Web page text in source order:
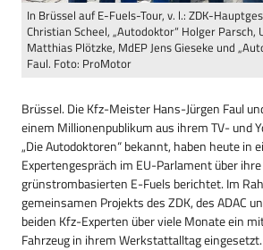
In Brüssel auf E-Fuels-Tour, v. l.: ZDK-
Christian Scheel, „Autodoktor“ Holger Parsch,
Matthias Plötzke, MdEP Jens Gieseke und
Faul. Foto: ProMotor
Brüssel. Die Kfz-Meister Hans-Jürgen Faul
einem Millionenpublikum aus ihrem TV- und
„Die Autodoktoren“ bekannt, haben heute in
Expertengespräch im EU-Parlament über
grünstrombasierten E-Fuels berichtet. Im
gemeinsamen Projekts des ZDK, des ADAC
beiden Kfz-Experten über viele Monate ein
Fahrzeug in ihrem Werkstattalltag eingesetzt.